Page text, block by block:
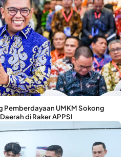
Pemberdayaan UMKM Sokong
di Raker APPSI